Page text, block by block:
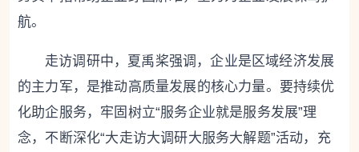
航。
走访调研中，夏禹桨强调，企业是区域经济发展
的主力军，是推动高质量发展的核心力量。要持续优
化助企服务，牢固树立“服务企业就是服务发展”理
念，不断深化“大走访大调研大服务大解题”活动，充